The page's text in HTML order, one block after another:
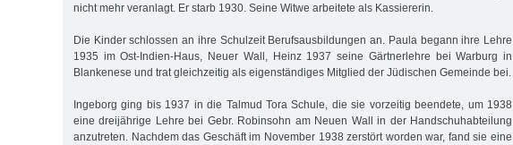
nicht mehr veranlagt. Er starb 1930. Seine Witwe arbeitete als Kassiererin.
Die Kinder schlossen an ihre Schulzeit Berufsausbildungen an. Paula begann ihre Lehre
1935 im Ost-Indien-Haus, Neuer Wall, Heinz 1937 seine Gärtnerlehre bei Warburg in
Blankenese und trat gleichzeitig als eigenständiges Mitglied der Jüdischen Gemeinde bei.
Ingeborg ging bis 1937 in die Talmud Tora Schule, die sie vorzeitig beendete, um 1938
eine dreijährige Lehre bei Gebr. Robinsohn am Neuen Wall in der Handschuhabteilung
anzutreten. Nachdem das Geschäft im November 1938 zerstört worden war, fand sie eine